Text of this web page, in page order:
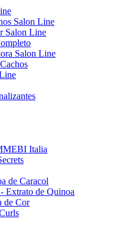
Salon Line
Salon Line
Salon Line
Italia
de Caracol
Extrato de Quinoa
de Cor